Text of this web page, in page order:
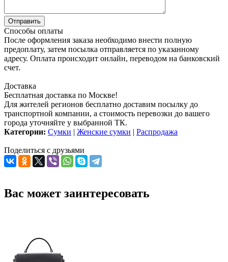
Способы оплаты
После оформления заказа необходимо внести полную
предоплату, затем посылка отправляется по указанному
адресу. Оплата происходит онлайн, переводом на банковский
счет.
Доставка
Бесплатная доставка по Москве!
Для жителей регионов бесплатно доставим посылку до
транспортной компании, а стоимость перевозки до вашего
города уточняйте у выбранной ТК.
Категории: Сумки | Женские сумки | Распродажа
Поделиться с друзьями
Вас может заинтересовать